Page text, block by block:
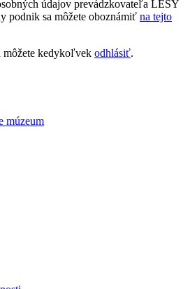
údajov prevádzkovateľa LESY
podnik sa môžete oboznámiť na tejto
môžete kedykoľvek odhlásiť.
múzeum